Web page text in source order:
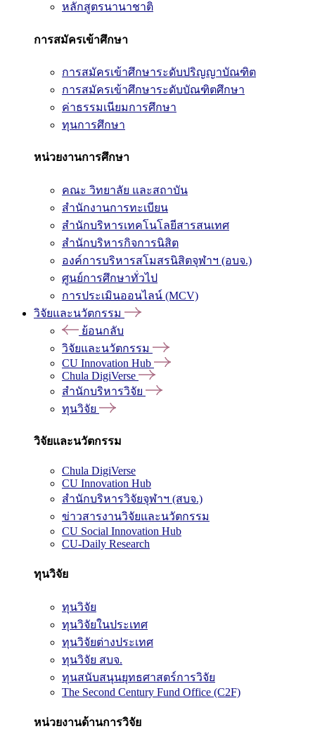
หลักสูตรนานาชาติ
การสมัครเข้าศึกษา
การสมัครเข้าศึกษาระดับปริญญาบัณฑิต
การสมัครเข้าศึกษาระดับบัณฑิตศึกษา
ค่าธรรมเนียมการศึกษา
ทุนการศึกษา
หน่วยงานการศึกษา
คณะ วิทยาลัย และสถาบัน
สำนักงานการทะเบียน
สำนักบริหารเทคโนโลยีสารสนเทศ
สำนักบริหารกิจการนิสิต
องค์การบริหารสโมสรนิสิตจุฬาฯ (อบจ.)
ศูนย์การศึกษาทั่วไป
การประเมินออนไลน์ (MCV)
วิจัยและนวัตกรรม
ย้อนกลับ
วิจัยและนวัตกรรม
CU Innovation Hub
Chula DigiVerse
สำนักบริหารวิจัย
ทุนวิจัย
วิจัยและนวัตกรรม
Chula DigiVerse
CU Innovation Hub
สำนักบริหารวิจัยจุฬาฯ (สบจ.)
ข่าวสารงานวิจัยและนวัตกรรม
CU Social Innovation Hub
CU-Daily Research
ทุนวิจัย
ทุนวิจัย
ทุนวิจัยในประเทศ
ทุนวิจัยต่างประเทศ
ทุนวิจัย สบจ.
ทุนสนับสนุนยุทธศาสตร์การวิจัย
The Second Century Fund Office (C2F)
หน่วยงานด้านการวิจัย